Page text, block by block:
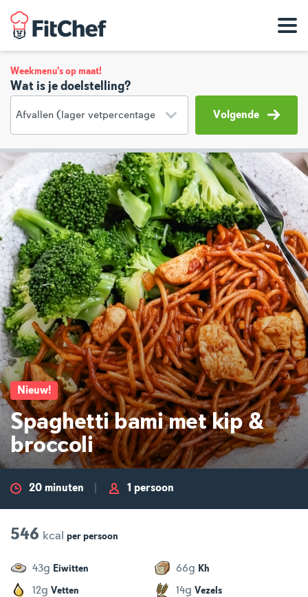
Weekmenu's op maat!
Wat is je doelstelling?
Volgende
Nieuw!
Spaghetti bami met kip &
broccoli
20 minuten 1 persoon
546 kcal per persoon
43g Eiwitten 66g Kh
12g Vetten 14g Vezels